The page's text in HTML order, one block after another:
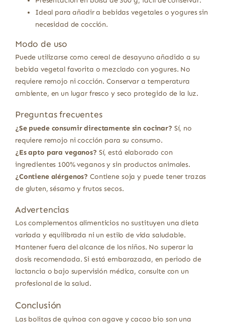
Ideal para añadir a bebidas vegetales o yogures sin
necesidad de cocción.
Modo de uso
Puede utilizarse como cereal de desayuno añadido a su
bebida vegetal favorita o mezclado con yogures. No
requiere remojo ni cocción. Conservar a temperatura
ambiente, en un lugar fresco y seco protegido de la luz.
Preguntas frecuentes
¿Se puede consumir directamente sin cocinar? Sí, no
requiere remojo ni cocción para su consumo.
¿Es apto para veganos? Sí, está elaborado con
ingredientes 100% veganos y sin productos animales.
¿Contiene alérgenos? Contiene soja y puede tener trazas
de gluten, sésamo y frutos secos.
Advertencias
Los complementos alimenticios no sustituyen una dieta
variada y equilibrada ni un estilo de vida saludable.
Mantener fuera del alcance de los niños. No superar la
dosis recomendada. Si está embarazada, en periodo de
lactancia o bajo supervisión médica, consulte con un
profesional de la salud.
Conclusión
Las bolitas de quinoa con agave y cacao bio son una